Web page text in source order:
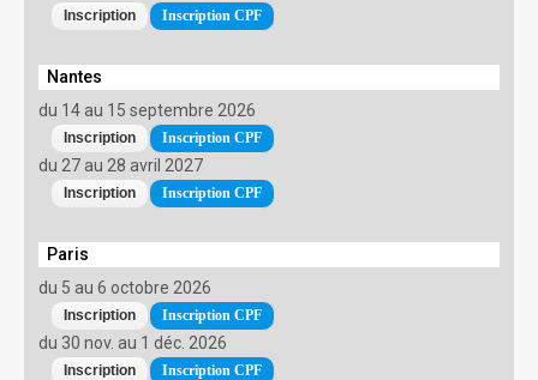
Inscription CPF
Nantes
du 14 au 15 septembre 2026
Inscription CPF
du 27 au 28 avril 2027
Inscription CPF
Paris
du 5 au 6 octobre 2026
Inscription CPF
du 30 nov. au 1 déc. 2026
Inscription CPF